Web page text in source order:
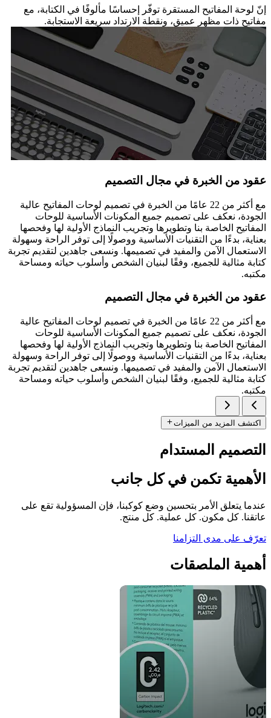
إنّ لوحة المفاتيح المستقرة توفّر إحساسًا مألوفًا في الكتابة، مع
مفاتيح ذات مظهرٍ عميقٍ، ونقطة الارتداد سريعة الاستجابة.
عقود من الخبرة في مجال التصميم
مع أكثر من 22 عامًا من الخبرة في تصميم لوحات المفاتيح عالية
الجودة، نعكف على تصميم جميع المكونات الأساسية للوحات
المفاتيح الخاصة بنا وتطويرها وتجريب النماذج الأولية لها وفحصها
بعناية، بدءًا من التقنيات الأساسية ووصولًا إلى توفر الراحة وسهولة
الاستعمال الآمن والمفيد في تصميمها. ونسعى جاهدين لتقديم تجربة
كتابة مثالية للجميع، وفقًا لبنيان الشخص وأسلوب حياته ومساحة
مكتبه.
عقود من الخبرة في مجال التصميم
مع أكثر من 22 عامًا من الخبرة في تصميم لوحات المفاتيح عالية
الجودة، نعكف على تصميم جميع المكونات الأساسية للوحات
المفاتيح الخاصة بنا وتطويرها وتجريب النماذج الأولية لها وفحصها
بعناية، بدءًا من التقنيات الأساسية ووصولًا إلى توفر الراحة وسهولة
الاستعمال الآمن والمفيد في تصميمها. ونسعى جاهدين لتقديم تجربة
كتابة مثالية للجميع، وفقًا لبنيان الشخص وأسلوب حياته ومساحة
مكتبه.
اكتشف المزيد من الميزات
التصميم المستدام
الأهمية تكمن في كل جانب
عندما يتعلق الأمر بتحسين وضع كوكبنا، فإن المسؤولية تقع على
عاتقنا. كل مكون. كل عملية. كل منتج.
تعرّف على مدى التزامنا
أهمية الملصقات